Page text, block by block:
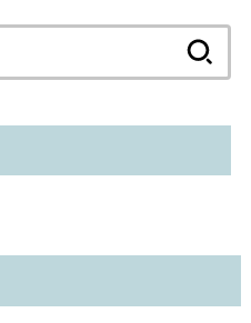
索: